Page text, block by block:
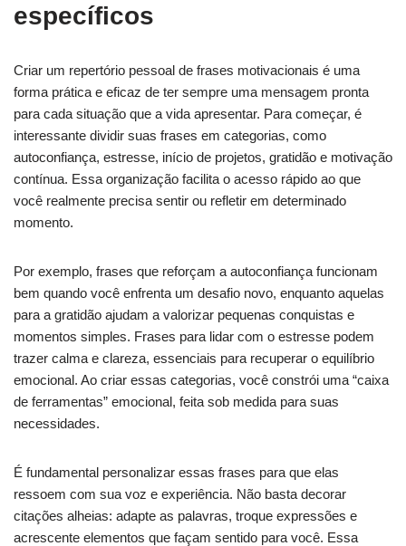
específicos
Criar um repertório pessoal de frases motivacionais é uma
forma prática e eficaz de ter sempre uma mensagem pronta
para cada situação que a vida apresentar. Para começar, é
interessante dividir suas frases em categorias, como
autoconfiança, estresse, início de projetos, gratidão e motivação
contínua. Essa organização facilita o acesso rápido ao que
você realmente precisa sentir ou refletir em determinado
momento.
Por exemplo, frases que reforçam a autoconfiança funcionam
bem quando você enfrenta um desafio novo, enquanto aquelas
para a gratidão ajudam a valorizar pequenas conquistas e
momentos simples. Frases para lidar com o estresse podem
trazer calma e clareza, essenciais para recuperar o equilíbrio
emocional. Ao criar essas categorias, você constrói uma “caixa
de ferramentas” emocional, feita sob medida para suas
necessidades.
É fundamental personalizar essas frases para que elas
ressoem com sua voz e experiência. Não basta decorar
citações alheias: adapte as palavras, troque expressões e
acrescente elementos que façam sentido para você. Essa